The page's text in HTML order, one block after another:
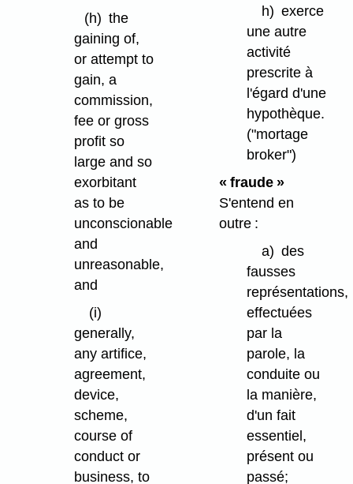
(h) the
gaining of,
or attempt to
gain, a
commission,
fee or gross
profit so
large and so
exorbitant
as to be
unconscionable
and
unreasonable,
and
(i)
generally,
any artifice,
agreement,
device,
scheme,
course of
conduct or
business, to
h) exerce
une autre
activité
prescrite à
l'égard d'une
hypothèque.
("mortage
broker")
« fraude »
S'entend en
outre :
a) des
fausses
représentations,
effectuées
par la
parole, la
conduite ou
la manière,
d'un fait
essentiel,
présent ou
passé;